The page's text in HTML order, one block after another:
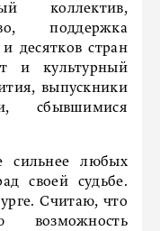
коллектив,
поддержка
десятков стран
и культурный
выпускники
сбывшимися
сильнее любых
своей судьбе.
Считаю, что
возможность